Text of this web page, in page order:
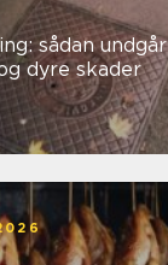
sådan
dyre skader